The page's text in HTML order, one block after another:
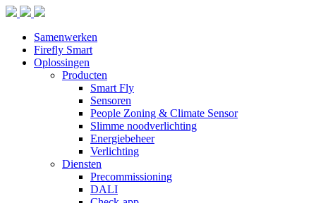
Samenwerken
Firefly Smart
Oplossingen
Producten
Smart Fly
Sensoren
People Zoning & Climate Sensor
Slimme noodverlichting
Energiebeheer
Verlichting
Diensten
Precommissioning
DALI